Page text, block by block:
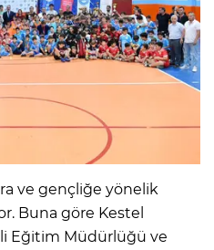
ve gençliğe yönelik
Buna göre Kestel
Eğitim Müdürlüğü ve